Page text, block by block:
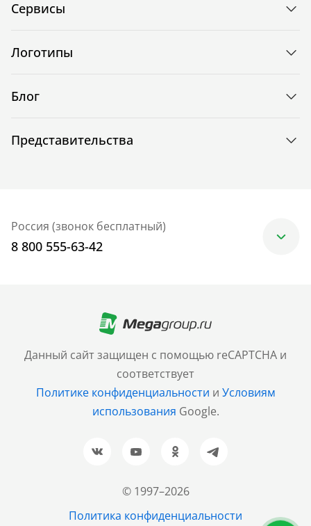
© 1997–2026
Политика конфиденциальности
Данный сайт защищен с помощью reCAPTCHA и
соответствует
Политике конфиденциальности и Условиям
использования Google.
Сервисы
Логотипы
Блог
Представительства
Россия (звонок бесплатный)
8 800 555-63-42
+7 (499) 705-30-10
Санкт-Петербург
+7 (812) 600-77-33
Барнаул
+7 (961) 999-93-93
Новосибирск